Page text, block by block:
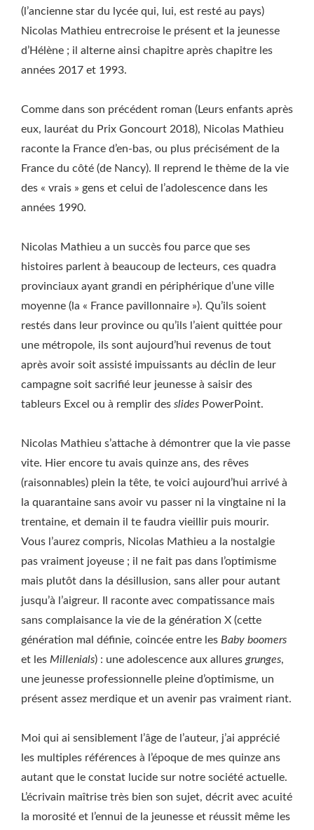
(l’ancienne star du lycée qui, lui, est resté au pays)
Nicolas Mathieu entrecroise le présent et la jeunesse
d’Hélène ; il alterne ainsi chapitre après chapitre les
années 2017 et 1993.
Comme dans son précédent roman (Leurs enfants après
eux, lauréat du Prix Goncourt 2018), Nicolas Mathieu
raconte la France d’en-bas, ou plus précisément de la
France du côté (de Nancy). Il reprend le thème de la vie
des « vrais » gens et celui de l’adolescence dans les
années 1990.
Nicolas Mathieu a un succès fou parce que ses
histoires parlent à beaucoup de lecteurs, ces quadra
provinciaux ayant grandi en périphérique d’une ville
moyenne (la « France pavillonnaire »). Qu’ils soient
restés dans leur province ou qu’ils l’aient quittée pour
une métropole, ils sont aujourd’hui revenus de tout
après avoir soit assisté impuissants au déclin de leur
campagne soit sacrifié leur jeunesse à saisir des
tableurs Excel ou à remplir des slides PowerPoint.
Nicolas Mathieu s’attache à démontrer que la vie passe
vite. Hier encore tu avais quinze ans, des rêves
(raisonnables) plein la tête, te voici aujourd’hui arrivé à
la quarantaine sans avoir vu passer ni la vingtaine ni la
trentaine, et demain il te faudra vieillir puis mourir.
Vous l’aurez compris, Nicolas Mathieu a la nostalgie
pas vraiment joyeuse ; il ne fait pas dans l’optimisme
mais plutôt dans la désillusion, sans aller pour autant
jusqu’à l’aigreur. Il raconte avec compatissance mais
sans complaisance la vie de la génération X (cette
génération mal définie, coincée entre les Baby boomers
et les Millenials) : une adolescence aux allures grunges,
une jeunesse professionnelle pleine d’optimisme, un
présent assez merdique et un avenir pas vraiment riant.
Moi qui ai sensiblement l’âge de l’auteur, j’ai apprécié
les multiples références à l’époque de mes quinze ans
autant que le constat lucide sur notre société actuelle.
L’écrivain maîtrise très bien son sujet, décrit avec acuité
la morosité et l’ennui de la jeunesse et réussit même les